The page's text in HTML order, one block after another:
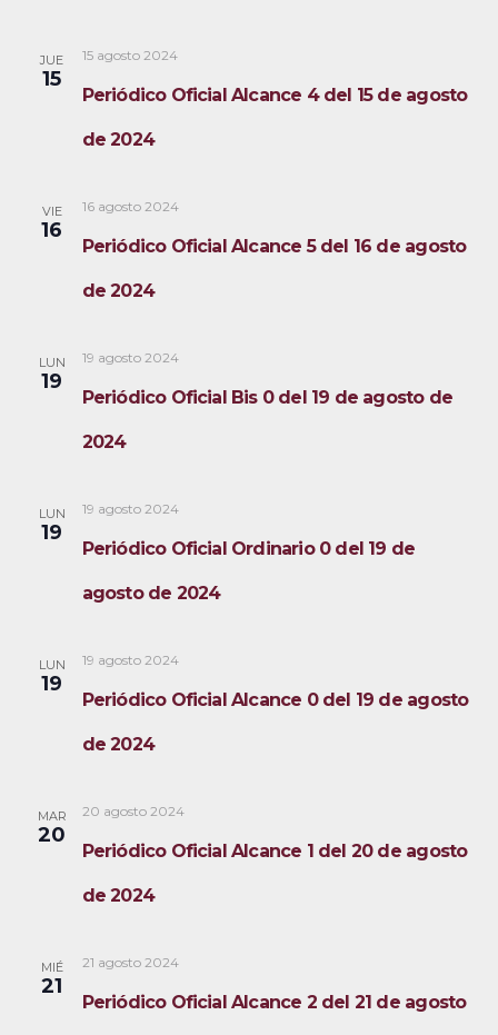
JUE
15
Periódico Oficial Alcance 4 del 15 de agosto
de 2024
15 agosto 2024
VIE
16
Periódico Oficial Alcance 5 del 16 de agosto
de 2024
16 agosto 2024
LUN
19
Periódico Oficial Bis 0 del 19 de agosto de
2024
19 agosto 2024
LUN
19
Periódico Oficial Ordinario 0 del 19 de
agosto de 2024
19 agosto 2024
LUN
19
Periódico Oficial Alcance 0 del 19 de agosto
de 2024
19 agosto 2024
MAR
20
Periódico Oficial Alcance 1 del 20 de agosto
de 2024
20 agosto 2024
MIÉ
21
Periódico Oficial Alcance 2 del 21 de agosto
21 agosto 2024